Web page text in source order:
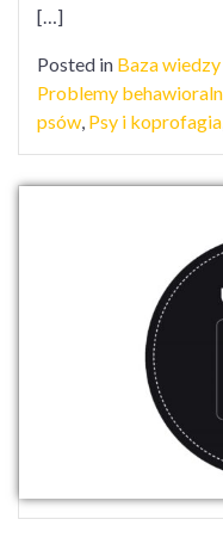
[…]
Posted in Baza wiedzy
Problemy
psów Psy i koprofagia